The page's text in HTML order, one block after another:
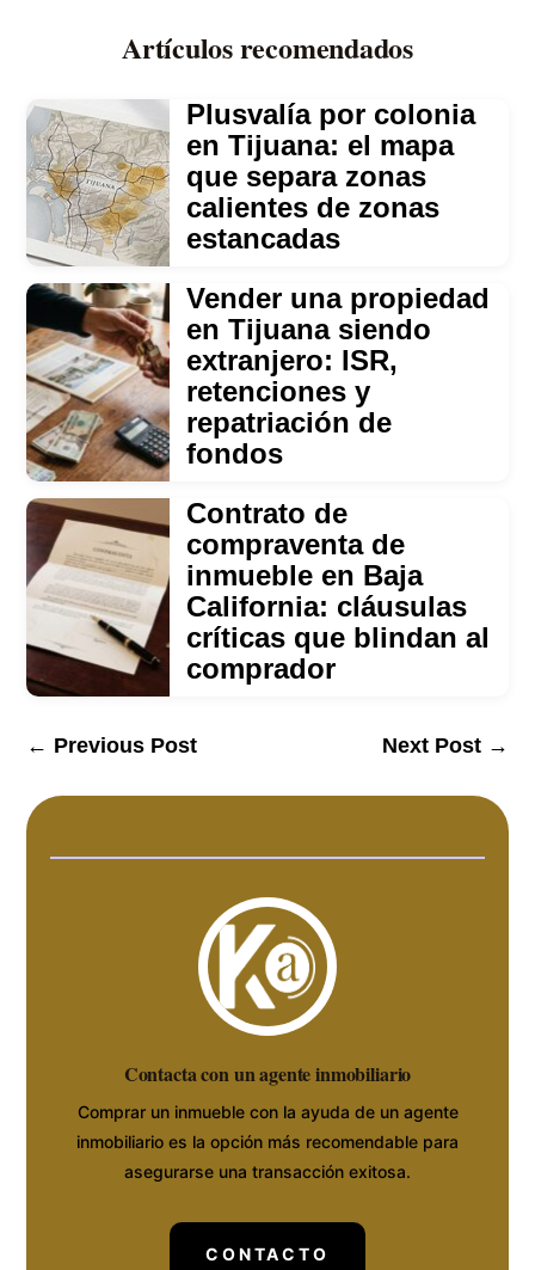
Artículos recomendados
Plusvalía por colonia
en Tijuana: el mapa
que separa zonas
calientes de zonas
estancadas
Vender una propiedad
en Tijuana siendo
extranjero: ISR,
retenciones y
repatriación de
fondos
Contrato de
compraventa de
inmueble en Baja
California: cláusulas
críticas que blindan al
comprador
← Previous Post Next Post→
Contacta con un agente inmobiliario
Comprar un inmueble con la ayuda de un agente
inmobiliario es la opción más recomendable para
asegurarse una transacción exitosa.
CONTACTO